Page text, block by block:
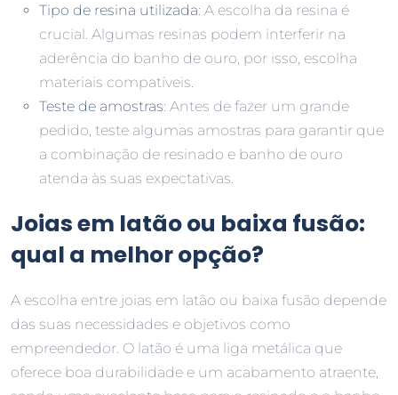
Tipo de resina utilizada: A escolha da resina é
crucial. Algumas resinas podem interferir na
aderência do banho de ouro, por isso, escolha
materiais compatíveis.
Teste de amostras: Antes de fazer um grande
pedido, teste algumas amostras para garantir que
a combinação de resinado e banho de ouro
atenda às suas expectativas.
Joias em latão ou baixa fusão:
qual a melhor opção?
A escolha entre joias em latão ou baixa fusão depende
das suas necessidades e objetivos como
empreendedor. O latão é uma liga metálica que
oferece boa durabilidade e um acabamento atraente,